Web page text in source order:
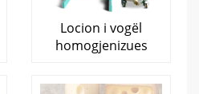
Locion i vogël
homogjenizues